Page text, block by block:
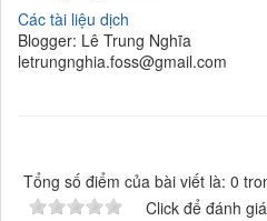
Các tài liệu dịch
Blogger: Lê Trung Nghĩa
letrungnghia.foss@gmail.com
Tổng số điểm của bài viết là: 0
Click để đánh